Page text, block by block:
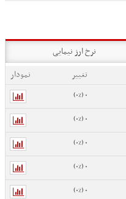
نرخ ارز نیمایی
تغییر
نمودار
0 (0%)
0 (0%)
0 (0%)
0 (0%)
0 (0%)